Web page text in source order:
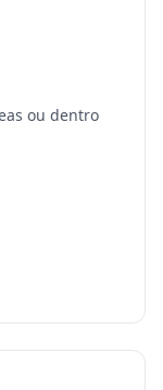
ou dentro